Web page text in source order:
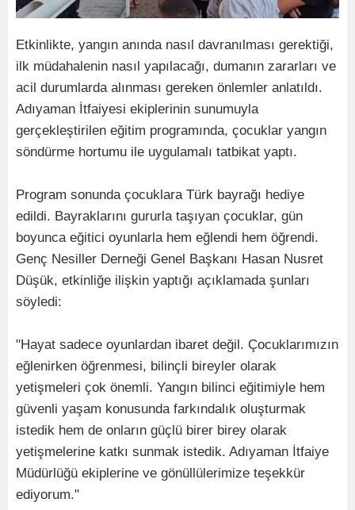
Etkinlikte, yangın anında nasıl davranılması gerektiği,
ilk müdahalenin nasıl yapılacağı, dumanın zararları ve
acil durumlarda alınması gereken önlemler anlatıldı.
Adıyaman İtfaiyesi ekiplerinin sunumuyla
gerçekleştirilen eğitim programında, çocuklar yangın
söndürme hortumu ile uygulamalı tatbikat yaptı.
Program sonunda çocuklara Türk bayrağı hediye
edildi. Bayraklarını gururla taşıyan çocuklar, gün
boyunca eğitici oyunlarla hem eğlendi hem öğrendi.
Genç Nesiller Derneği Genel Başkanı Hasan Nusret
Düşük, etkinliğe ilişkin yaptığı açıklamada şunları
söyledi:
"Hayat sadece oyunlardan ibaret değil. Çocuklarımızın
eğlenirken öğrenmesi, bilinçli bireyler olarak
yetişmeleri çok önemli. Yangın bilinci eğitimiyle hem
güvenli yaşam konusunda farkındalık oluşturmak
istedik hem de onların güçlü birer birey olarak
yetişmelerine katkı sunmak istedik. Adıyaman İtfaiye
Müdürlüğü ekiplerine ve gönüllülerimize teşekkür
ediyorum."